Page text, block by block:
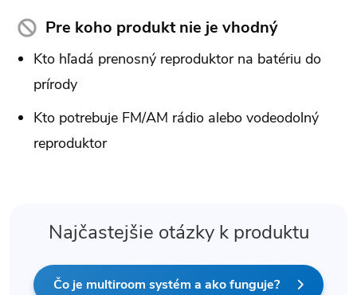
Pre koho produkt nie je vhodný
Kto hľadá prenosný reproduktor na batériu do
prírody
Kto potrebuje FM/AM rádio alebo vodeodolný
reproduktor
Najčastejšie otázky k produktu
Čo je multiroom systém a ako funguje?